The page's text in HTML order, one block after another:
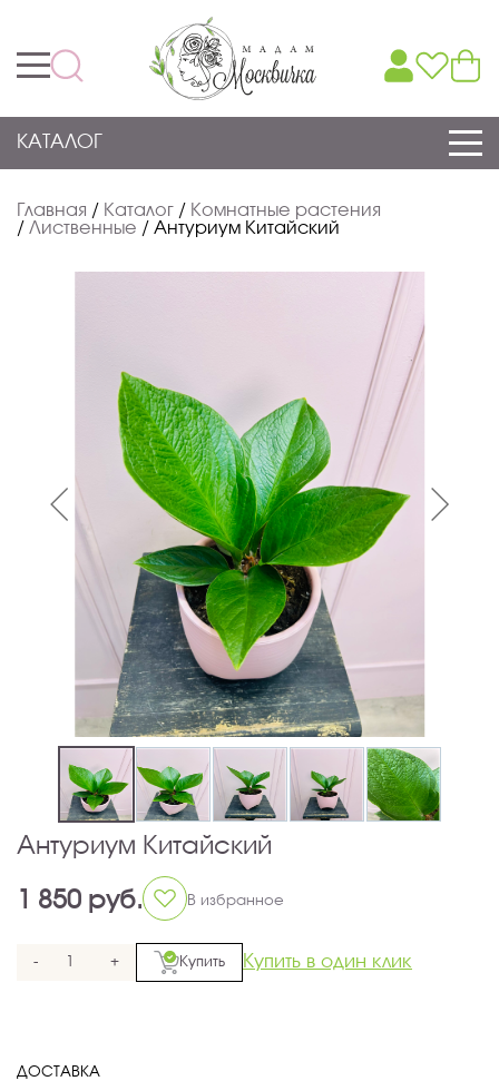
КАТАЛОГ
Главная / Каталог / Комнатные растения
/ Лиственные / Антуриум Китайский
Антуриум Китайский
1 850 руб. В избранное
- + Купить Купить в один клик
ДОСТАВКА